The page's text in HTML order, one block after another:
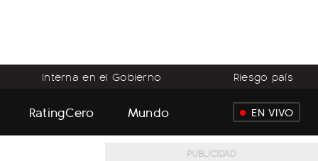
Interna en el Gobierno Riesgo país
RatingCero Mundo EN VIVO